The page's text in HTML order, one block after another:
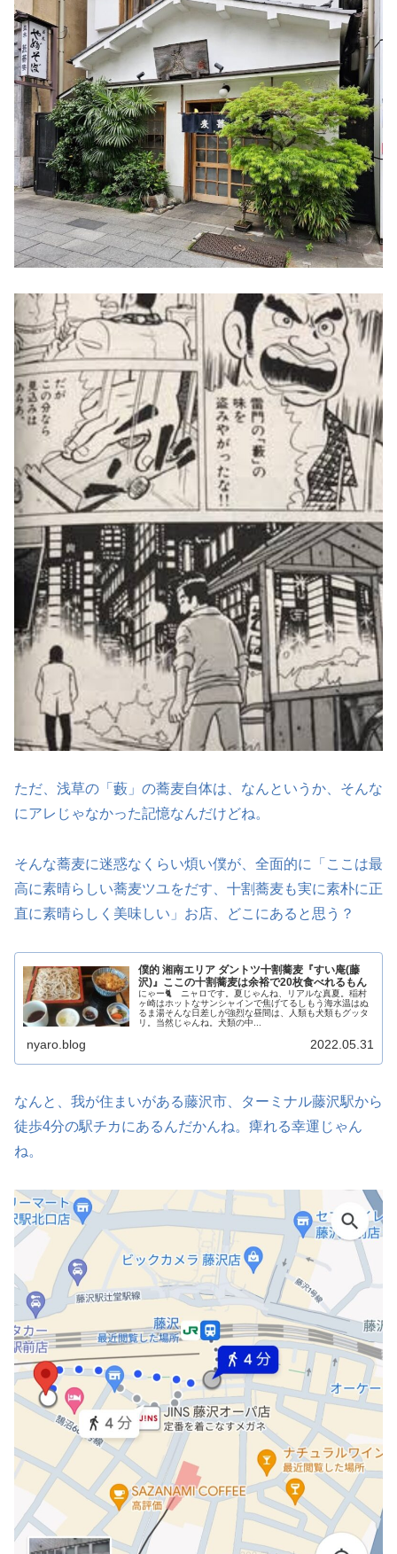
ただ、浅草の「藪」の蕎麦自体は、なんというか、そんな
にアレじゃなかった記憶なんだけどね。
そんな蕎麦に迷惑なくらい煩い僕が、全面的に「ここは最
高に素晴らしい蕎麦ツユをだす、十割蕎麦も実に素朴に正
直に素晴らしく美味しい」お店、どこにあると思う？
僕的 湘南エリア ダントツ十割蕎麦『すい庵(藤
沢)』ここの十割蕎麦は余裕で20枚食べれるもん
にゃー🐈 ニャロです。夏じゃんね、リアルな真夏。稲村
ヶ崎はホットなサンシャインで焦げてるしもう海水温はぬ
るま湯そんな日差しが強烈な昼間は、人類も犬類もグッタ
リ。当然じゃんね。犬類の中...
nyaro.blog 2022.05.31
なんと、我が住まいがある藤沢市、ターミナル藤沢駅から
徒歩4分の駅チカにあるんだかんね。痺れる幸運じゃん
ね。